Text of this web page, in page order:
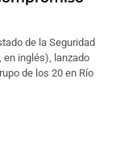
de la Seguridad
en inglés), lanzado
de los 20 en Río